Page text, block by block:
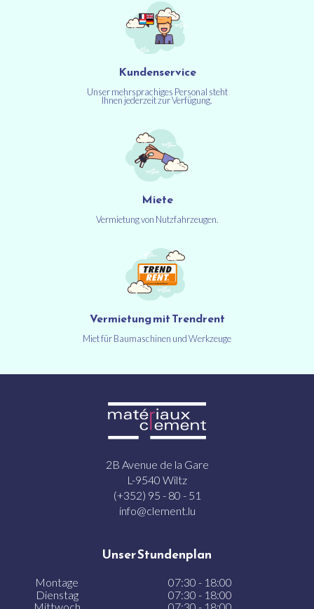
Kundenservice
Unser mehrsprachiges Personal steht
Ihnen jederzeit zur Verfügung.
Miete
Vermietung von Nutzfahrzeugen.
Vermietung mit Trendrent
Miet für Baumaschinen und Werkzeuge
2B Avenue de la Gare
L-9540 Wiltz
(+352) 95 - 80 - 51
info@clement.lu
Unser Stundenplan
Montage
07:30 - 18:00
Dienstag
07:30 - 18:00